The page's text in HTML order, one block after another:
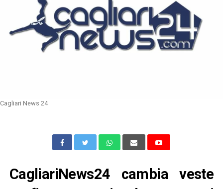
Cagliari News 24
CagliariNews24 cambia veste